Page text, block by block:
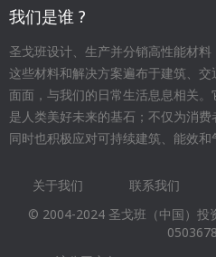
我们是谁 ?
圣戈班设计、生产并分销高性能材料
这些材料和解决方案遍布于建筑、
面面，与我们的日常生活息息相关。
是人类美好未来的基石；不仅为消费
同时也积极应对可持续建筑、能效和
Footer
menu
关于我们 联系我们
© 2004-2024 圣戈班（中国）投